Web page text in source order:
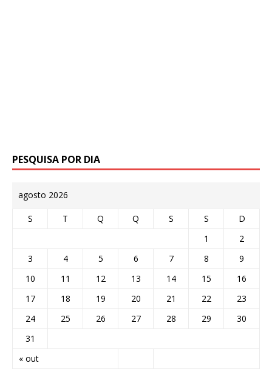
PESQUISA POR DIA
agosto 2026
S T Q Q S S D
« out
1
2
3
4 5 6 7 8
9
10
11 12 13 14 15
16
17
18 19 20 21 22
23
24
25 26 27 28 29
30
31